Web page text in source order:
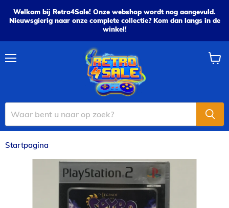
Welkom bij Retro4Sale! Onze webshop wordt nog aangevuld.
Nieuwsgierig naar onze complete collectie? Kom dan langs in de
winkel!
Startpagina